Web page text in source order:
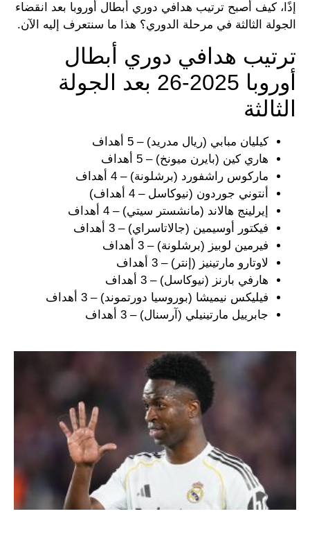
إذًا، كيف أصبح ترتيب هدافي دوري أبطال أوروبا بعد انقضاء
الجولة الثالثة في مرحلة الدوري؟ هذا ما سنتعرف إليه الآن.
ترتيب هدافي دوري أبطال
أوروبا 2025-26 بعد الجولة
الثالثة
كيليان مبابي (ريال مدريد) – 5 أهداف
هاري كين (بايرن ميونخ) – 5 أهداف
ماركوس راشفورد (برشلونة) – 4 أهداف
أنتوني جوردون (نيوكاسل – 4 أهداف)
إيرلينج هالاند (مانشستر سيتي) – 4 أهداف
فيكتور أوسيمين (جالاتاسراي) – 3 أهداف
فيرمين لوبيز (برشلونة) – 3 أهداف
لاوتارو مارتينيز (إنتر) – 3 أهداف
هارفي بارنز (نيوكاسل) – 3 أهداف
فيليكس نيميشا (بوروسيا دورتموند) – 3 أهداف
جابرييل مارتينيلي (آرسنال) – 3 أهداف